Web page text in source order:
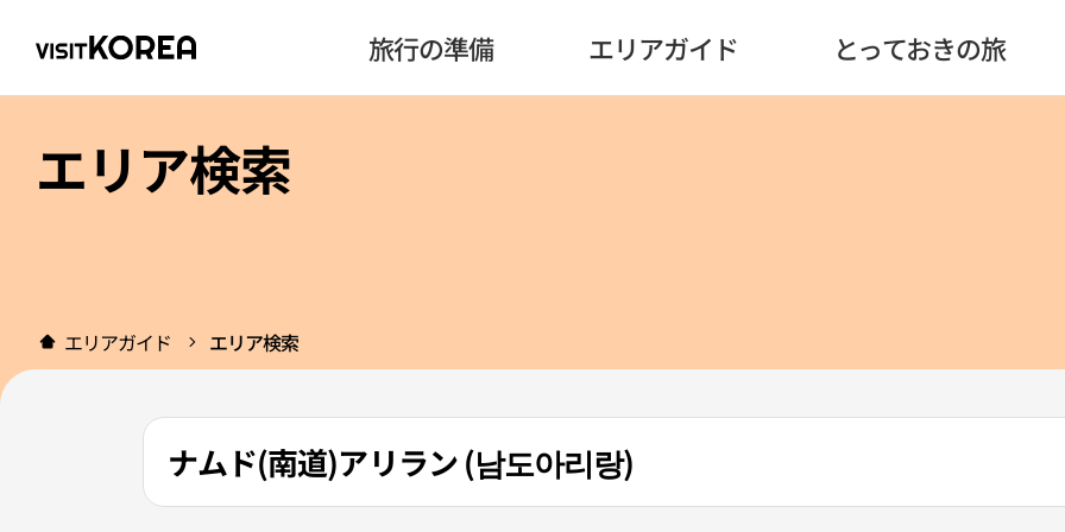
旅行の準備 エリアガイド とっておきの旅
エリア検索
エリアガイド エリア検索
ナムド(南道)アリラン (남도아리랑)